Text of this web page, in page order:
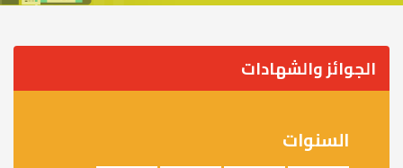
الجوائز والشهادات
السنوات